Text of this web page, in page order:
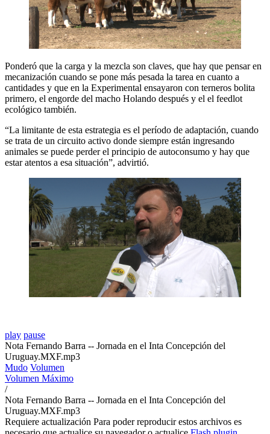
Ponderó que la carga y la mezcla son claves, que hay que pensar en
mecanización cuando se pone más pesada la tarea en cuanto a
cantidades y que en la Experimental ensayaron con terneros bolita
primero, el engorde del macho Holando después y el el feedlot
ecológico también.
“La limitante de esta estrategia es el período de adaptación, cuando
se trata de un circuito activo donde siempre están ingresando
animales se puede perder el principio de autoconsumo y hay que
estar atentos a esa situación”, advirtió.
play pause
Nota Fernando Barra -- Jornada en el Inta Concepción del
Uruguay.MXF.mp3
Mudo Volumen
Volumen Máximo
/
Nota Fernando Barra -- Jornada en el Inta Concepción del
Uruguay.MXF.mp3
Requiere actualización Para poder reproducir estos archivos es